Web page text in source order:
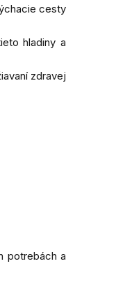
cesty
hladiny a
zdravej
potrebách a